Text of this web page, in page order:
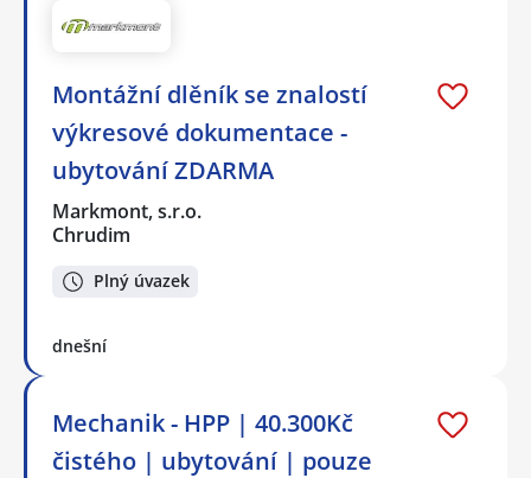
Montážní dlěník se znalostí
výkresové dokumentace -
ubytování ZDARMA
Markmont, s.r.o.
Chrudim
Plný úvazek
dnešní
Mechanik - HPP | 40.300Kč
čistého | ubytování | pouze